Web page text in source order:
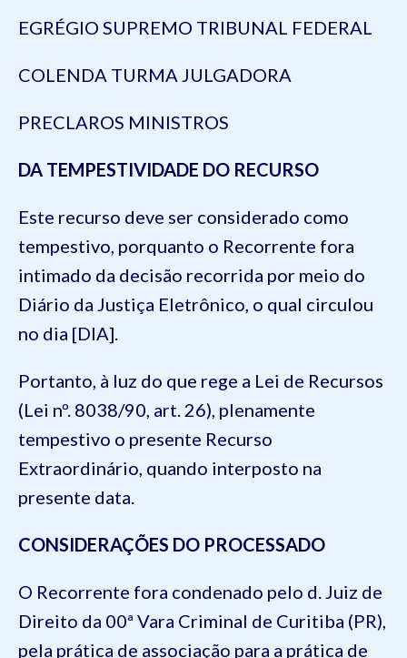
EGRÉGIO SUPREMO TRIBUNAL FEDERAL
COLENDA TURMA JULGADORA
PRECLAROS MINISTROS
DA TEMPESTIVIDADE DO RECURSO
Este recurso deve ser considerado como
tempestivo, porquanto o Recorrente fora
intimado da decisão recorrida por meio do
Diário da Justiça Eletrônico, o qual circulou
no dia [DIA].
Portanto, à luz do que rege a Lei de Recursos
(Lei nº. 8038/90, art. 26), plenamente
tempestivo o presente Recurso
Extraordinário, quando interposto na
presente data.
CONSIDERAÇÕES DO PROCESSADO
O Recorrente fora condenado pelo d. Juiz de
Direito da 00ª Vara Criminal de Curitiba (PR),
pela prática de associação para a prática de